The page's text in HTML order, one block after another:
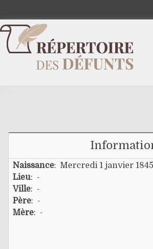
Naissance: Mercredi 1 janvier 1845
Lieu: -
Ville: -
Père: -
Mère: -